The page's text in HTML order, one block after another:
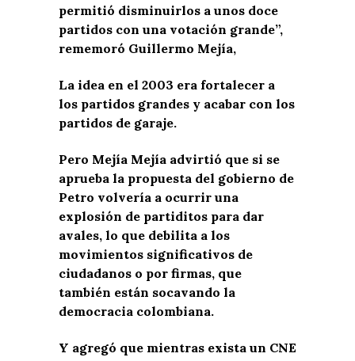
permitió disminuirlos a unos doce
partidos con una votación grande”,
rememoró Guillermo Mejía,
La idea en el 2003 era fortalecer a
los partidos grandes y acabar con los
partidos de garaje.
Pero Mejía Mejía advirtió que si se
aprueba la propuesta del gobierno de
Petro volvería a ocurrir una
explosión de partiditos para dar
avales, lo que debilita a los
movimientos significativos de
ciudadanos o por firmas, que
también están socavando la
democracia colombiana.
Y agregó que mientras exista un CNE